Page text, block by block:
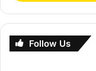
Follow Us